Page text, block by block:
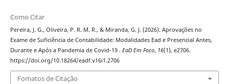
Como Citar
Pereira, J. G., Oliveira, P. R. M. R., & Miranda, G. J. (2026). Aprovações no
Exame de Suficiência de Contabilidade: Modalidades Ead e Presencial Antes,
Durante e Após a Pandemia de Covid-19 . EaD Em Foco, 16(1), e2706.
https://doi.org/10.18264/eadf.v16i1.2706
Fomatos de Citação